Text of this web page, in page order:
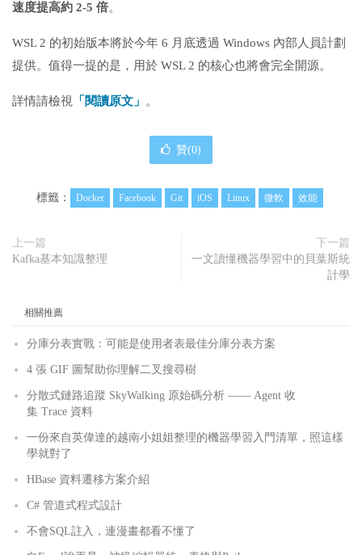
速度提高約 2-5 倍。
WSL 2 的初始版本將於今年 6 月底透過 Windows 內部人員計劃
提供。值得一提的是，用於 WSL 2 的核心也將會完全開源。
詳情請檢視 「閱讀原文」 。
贊(0)
標籤： Docker Facebook Git iOS Linux 微軟 效能
上一篇
Kafka基本知識整理
下一篇
一文讀懂機器學習中的貝葉斯統
計學
相關推薦
分庫分表實戰：可能是使用者表最佳分庫分表方案
4 張 GIF 圖幫助你理解二叉搜尋樹
分散式鏈路追蹤 SkyWalking 原始碼分析 —— Agent 收
集 Trace 資料
一份來自英偉達的越南小姐姐整理的機器學習入門清單，照這樣
學就對了
HBase 資料遷移方案介紹
C# 管道式程式設計
不會SQL註入，連漫畫都看不懂了